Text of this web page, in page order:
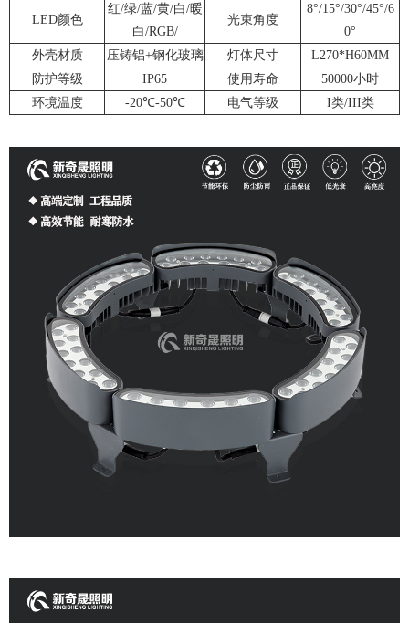
LED颜色
红/绿/蓝/黄/白/暖
白/RGB/
光束角度
8°/15°/30°/45°/6
0°
外壳材质
压铸铝+钢化玻璃 灯体尺寸
L270*H60MM
防护等级
IP65 使用寿命
50000小时
环境温度
-20℃-50℃ 电气等级 I类/III类